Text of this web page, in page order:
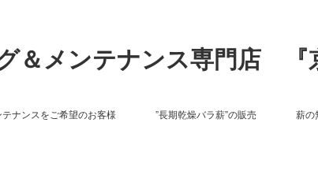
＆メンテナンス専門店 『
ナンスをご希望のお客様 ”長期乾燥バラ薪”の販売 薪の